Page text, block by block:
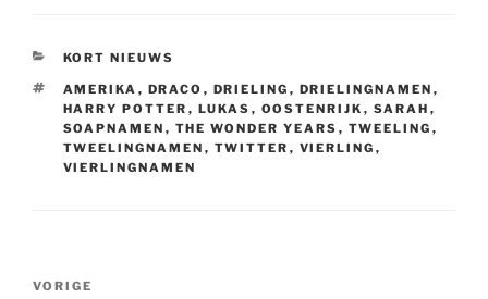
CATEGORIEËN
KORT NIEUWS
TAGS
AMERIKA , DRACO , DRIELING , DRIELINGNAMEN ,
HARRY POTTER , LUKAS , OOSTENRIJK , SARAH ,
SOAPNAMEN , THE WONDER YEARS , TWEELING ,
TWEELINGNAMEN , TWITTER , VIERLING ,
VIERLINGNAMEN
Vorig
VORIGE